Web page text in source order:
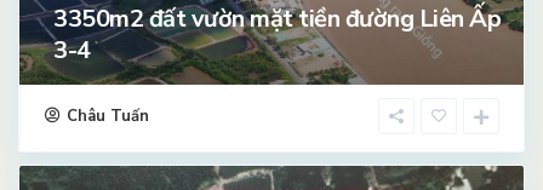
3350m2 đất vườn mặt tiền đường Liên Ấp
3-4
Châu Tuấn